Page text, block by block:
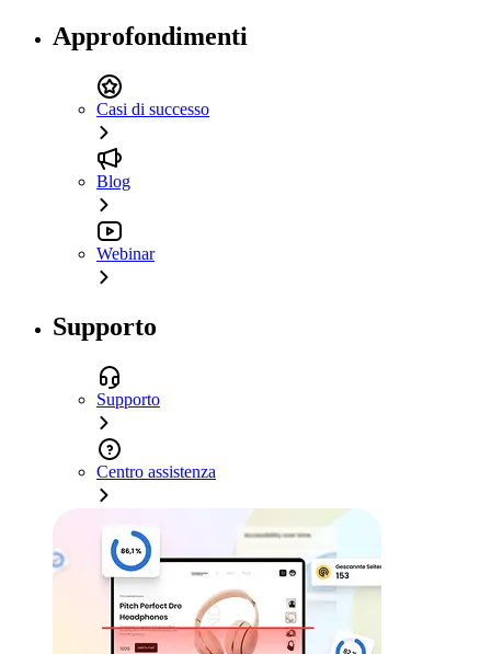
Approfondimenti
Casi di successo
Blog
Webinar
Supporto
Supporto
Centro assistenza